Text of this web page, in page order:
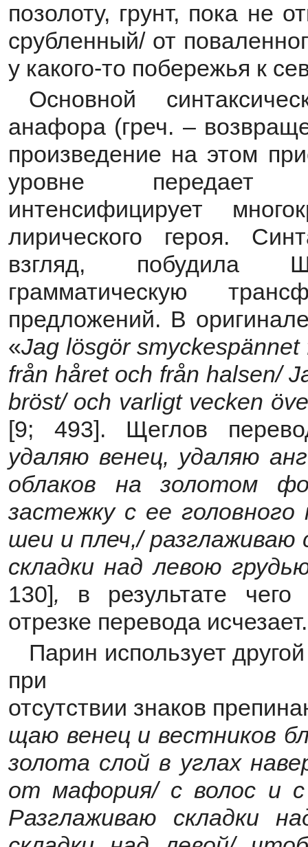
позолоту, грунт, пока не
срубленный/ от
у какого-то побережья к
Основной
анафора (греч. –
произведение на этом
уровне передает
интенсифицирует
лирического героя.
взгляд, побудила
грамматическую
предложений. В
«Jag lösgör
från håret och från halsen/
bröst/ och varligt vecken
[9; 493]. Щеглов
удаляю венец, удаляю
облаков на золотом
застежку с ее головного
шеи и плеч,/ разглаживаю
складки над левою
130], в результате
отрезке перевода исчезает.
Парин использует
при
отсутствии знаков
щаю венец и вестников
золота слой в углах
от мафория/ с волос и
Разглаживаю складки